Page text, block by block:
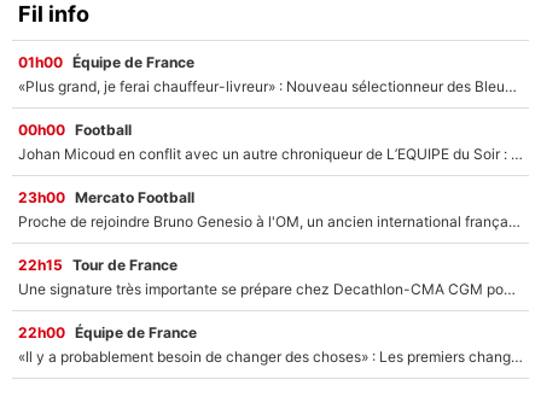
Fil info
01h00 Équipe de France
«Plus grand, je ferai chauffeur-livreur» : Nouveau sélectionneur des Bleus, Zinédine Zidane s’était imaginé un avenir très différent lorsqu'il était enfant
00h00 Football
Johan Micoud en conflit avec un autre chroniqueur de L’EQUIPE du Soir : «Pendant un moment, je ne les ai pas remis ensemble dans l'émission»
23h00 Mercato Football
Proche de rejoindre Bruno Genesio à l'OM, un ancien international français va finalement débarquer... sur RMC !
22h15 Tour de France
Une signature très importante se prépare chez Decathlon-CMA CGM pour aider Paul Seixas à gagner le Tour de France 2027
22h00 Équipe de France
«Il y a probablement besoin de changer des choses» : Les premiers changements de Zinedine Zidane en équipe de France sont révélés ?